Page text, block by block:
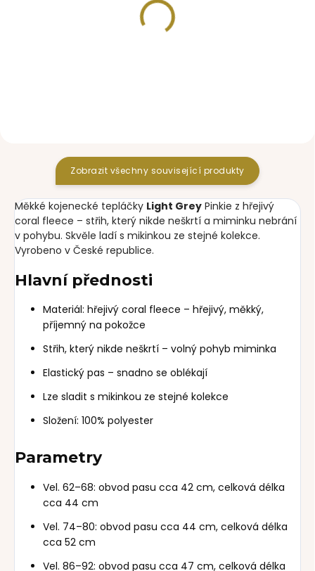
Zobrazit všechny související produkty
Měkké kojenecké tepláčky Light Grey Pinkie z hřejivý
coral fleece – střih, který nikde neškrtí a miminku nebrání
v pohybu. Skvěle ladí s mikinkou ze stejné kolekce.
Vyrobeno v České republice.
Hlavní přednosti
Materiál: hřejivý coral fleece – hřejivý, měkký,
příjemný na pokožce
Střih, který nikde neškrtí – volný pohyb miminka
Elastický pas – snadno se oblékají
Lze sladit s mikinkou ze stejné kolekce
Složení: 100% polyester
Parametry
Vel. 62–68: obvod pasu cca 42 cm, celková délka
cca 44 cm
Vel. 74–80: obvod pasu cca 44 cm, celková délka
cca 52 cm
Vel. 86–92: obvod pasu cca 47 cm, celková délka